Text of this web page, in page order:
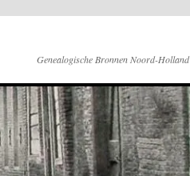
Genealogische Bronnen Noord-Holland